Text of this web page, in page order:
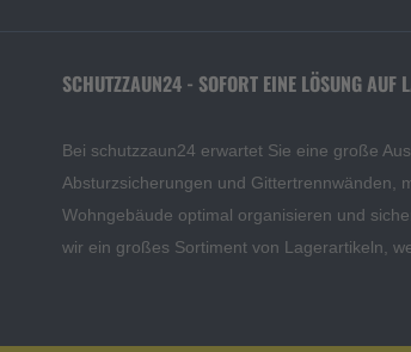
SCHUTZZAUN24 - SOFORT EINE LÖSUNG AUF
Bei schutzzaun24 erwartet Sie eine große
Absturzsicherungen und Gittertrennwänden,
Wohngebäude optimal organisieren und
wir ein großes Sortiment von Lagerartikeln,